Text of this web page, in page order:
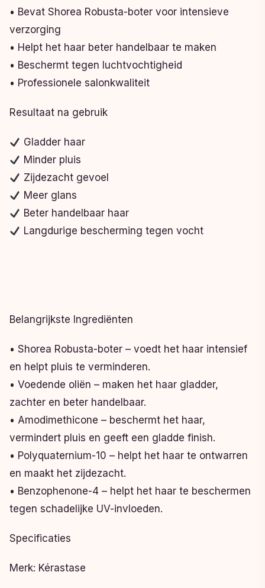
• Bevat Shorea Robusta-boter voor intensieve
verzorging
• Helpt het haar beter handelbaar te maken
• Beschermt tegen luchtvochtigheid
• Professionele salonkwaliteit
Resultaat na gebruik
Gladder haar
Minder pluis
Zijdezacht gevoel
Meer glans
Beter handelbaar haar
Langdurige bescherming tegen vocht
Belangrijkste Ingrediënten
• Shorea Robusta-boter – voedt het haar intensief
en helpt pluis te verminderen.
• Voedende oliën – maken het haar gladder,
zachter en beter handelbaar.
• Amodimethicone – beschermt het haar,
vermindert pluis en geeft een gladde finish.
• Polyquaternium-10 – helpt het haar te ontwarren
en maakt het zijdezacht.
• Benzophenone-4 – helpt het haar te beschermen
tegen schadelijke UV-invloeden.
Specificaties
Merk: Kérastase